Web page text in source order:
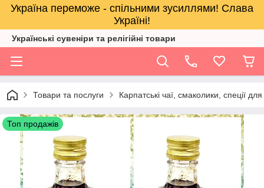
Україна переможе - спільними зусиллями! Слава
Україні!
Українські сувеніри та релігійнi товари
Товари та послуги Карпатські чаї, смаколики, спеції
Топ продажів